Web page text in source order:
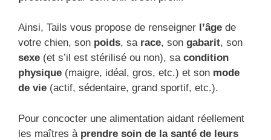
Ainsi, Tails vous propose de renseigner l’âge de
votre chien, son poids, sa race, son gabarit, son
sexe (et s’il est stérilisé ou non), sa condition
physique (maigre, idéal, gros, etc.) et son mode
de vie (actif, sédentaire, grand sportif, etc.).
Pour concocter une alimentation aidant réellement
les maîtres à prendre soin de la santé de leurs